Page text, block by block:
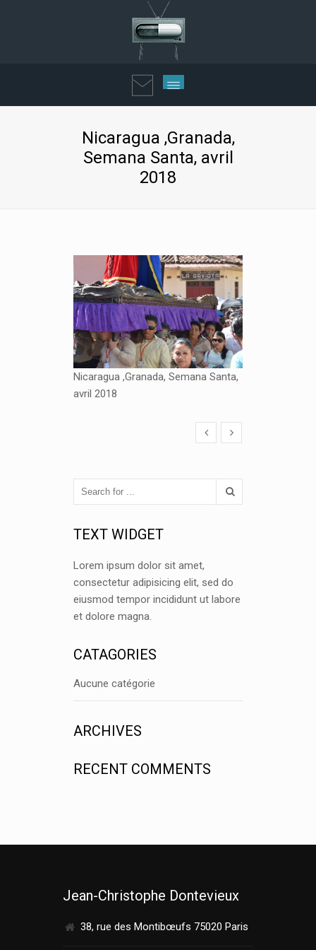
Nicaragua ,Granada,
Semana Santa, avril
2018
Nicaragua ,Granada, Semana Santa,
avril 2018
TEXT WIDGET
Lorem ipsum dolor sit amet,
consectetur adipisicing elit, sed do
eiusmod tempor incididunt ut labore
et dolore magna.
CATAGORIES
Aucune catégorie
ARCHIVES
RECENT COMMENTS
Jean-Christophe Dontevieux
38, rue des Montibœufs 75020 Paris